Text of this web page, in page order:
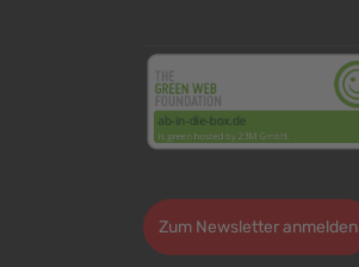
Zum Newsletter anmelden